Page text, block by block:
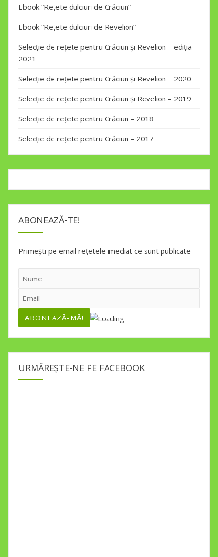
Ebook “Rețete dulciuri de Crăciun”
Ebook “Rețete dulciuri de Revelion”
Selecție de rețete pentru Crăciun și Revelion – ediția
2021
Selecție de rețete pentru Crăciun și Revelion – 2020
Selecție de rețete pentru Crăciun și Revelion – 2019
Selecție de rețete pentru Crăciun – 2018
Selecție de rețete pentru Crăciun – 2017
ABONEAZĂ-TE!
Primești pe email rețetele imediat ce sunt publicate
URMĂREȘTE-NE PE FACEBOOK